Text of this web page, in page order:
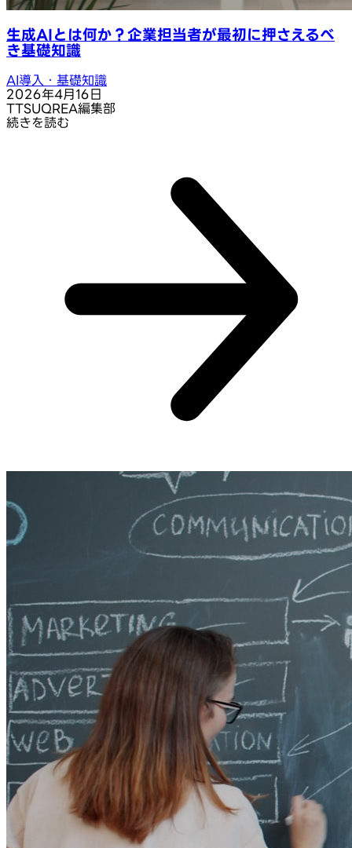
生成AIとは何か？企業担当者が最初に押さえるべ
き基礎知識
AI導入・基礎知識
2026年4月16日
TTSUQREA編集部
続きを読む